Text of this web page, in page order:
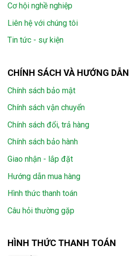
Cơ hội nghề nghiệp
Liên hệ với chúng tôi
Tin tức - sự kiện
CHÍNH SÁCH VÀ HƯỚNG DẪN
Chính sách bảo mật
Chính sách vận chuyển
Chính sách đổi, trả hàng
Chính sách bảo hành
Giao nhận - lắp đặt
Hướng dẫn mua hàng
Hình thức thanh toán
Câu hỏi thường gặp
HÌNH THỨC THANH TOÁN